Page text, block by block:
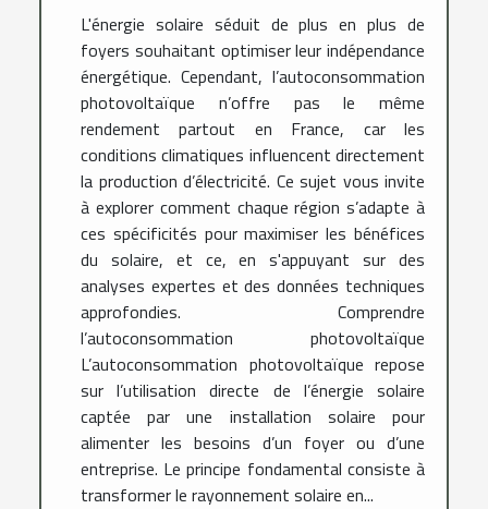
L'énergie solaire séduit de plus en plus de
foyers souhaitant optimiser leur indépendance
énergétique. Cependant, l’autoconsommation
photovoltaïque n’offre pas le même
rendement partout en France, car les
conditions climatiques influencent directement
la production d’électricité. Ce sujet vous invite
à explorer comment chaque région s’adapte à
ces spécificités pour maximiser les bénéfices
du solaire, et ce, en s'appuyant sur des
analyses expertes et des données techniques
approfondies. Comprendre
l’autoconsommation photovoltaïque
L’autoconsommation photovoltaïque repose
sur l’utilisation directe de l’énergie solaire
captée par une installation solaire pour
alimenter les besoins d’un foyer ou d’une
entreprise. Le principe fondamental consiste à
transformer le rayonnement solaire en...